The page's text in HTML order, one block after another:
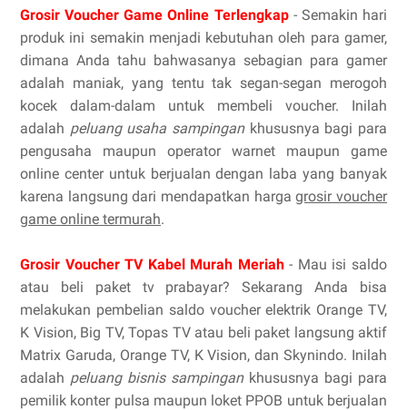
Grosir Voucher Game Online Terlengkap- Semakin hari
produk ini semakin menjadi kebutuhan oleh para gamer,
dimana Anda tahu bahwasanya sebagian para gamer
adalah maniak, yang tentu tak segan-segan merogoh
kocek dalam-dalam untuk membeli voucher. Inilah
adalah peluang usaha sampingankhususnya bagi para
pengusaha maupun operator warnet maupun game
online center untuk berjualan dengan laba yang banyak
karena langsung dari mendapatkan hargagrosir voucher
game online termurah.
Grosir Voucher TV Kabel Murah Meriah- Mau isi saldo
atau beli paket tv prabayar? Sekarang Anda bisa
melakukan pembelian saldo voucher elektrik Orange TV,
K Vision, Big TV, Topas TV atau beli paket langsung aktif
Matrix Garuda, Orange TV, K Vision, dan Skynindo. Inilah
adalah peluang bisnis sampingankhususnya bagi para
pemilik konter pulsa maupun loket PPOB untuk berjualan